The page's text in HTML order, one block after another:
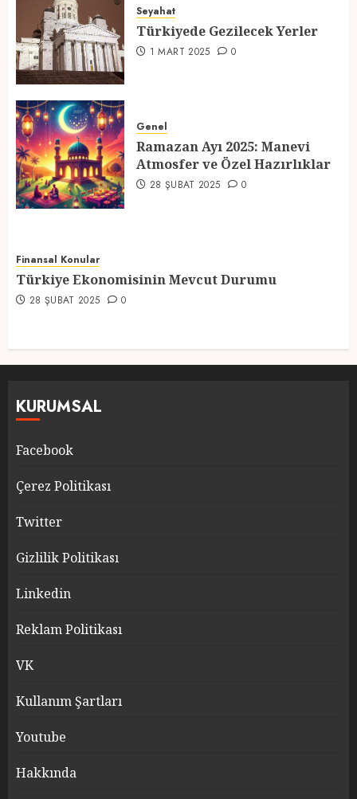
4
1 MART 2025
5
Atmosfer ve Özel Hazırlıklar
28 ŞUBAT 2025 0
Seyahat
Türkiyede Gezilecek Yerler
1 MART 2025 0
Genel
Ramazan Ayı 2025: Manevi
Atmosfer ve Özel Hazırlıklar
28 ŞUBAT 2025 0
Finansal Konular
Türkiye Ekonomisinin Mevcut Durumu
28 ŞUBAT 2025 0
KURUMSAL
Facebook
Çerez Politikası
Twitter
Gizlilik Politikası
Linkedin
Reklam Politikası
VK
Kullanım Şartları
Youtube
Hakkında